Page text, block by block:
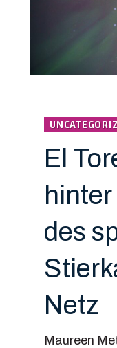
El
des
Netz
Maureen